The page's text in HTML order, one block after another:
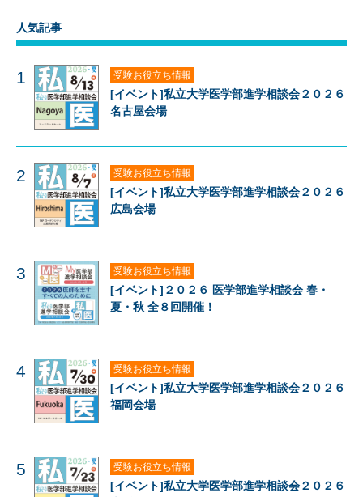
人気記事
1 受験お役立ち情報
[イベント]私立大学医学部進学相談会２０２６
名古屋会場
2 受験お役立ち情報
[イベント]私立大学医学部進学相談会２０２６
広島会場
3 受験お役立ち情報
[イベント]２０２６ 医学部進学相談会 春・
夏・秋 全８回開催！
4 受験お役立ち情報
[イベント]私立大学医学部進学相談会２０２６
福岡会場
5 受験お役立ち情報
[イベント]私立大学医学部進学相談会２０２６